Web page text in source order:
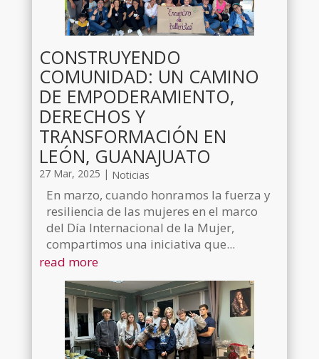
CONSTRUYENDO
COMUNIDAD: UN CAMINO
DE EMPODERAMIENTO,
DERECHOS Y
TRANSFORMACIÓN EN
LEÓN, GUANAJUATO
27 Mar, 2025 | Noticias
En marzo, cuando honramos la fuerza y
resiliencia de las mujeres en el marco
del Día Internacional de la Mujer,
compartimos una iniciativa que...
read more